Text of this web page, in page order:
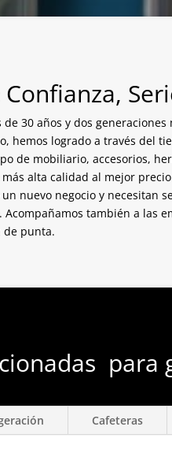
30 años y dos
hemos logrado a través del
de mobiliario, accesorios,
alta calidad al mejor
nuevo negocio y
también a las
de punta.
Cafeteras